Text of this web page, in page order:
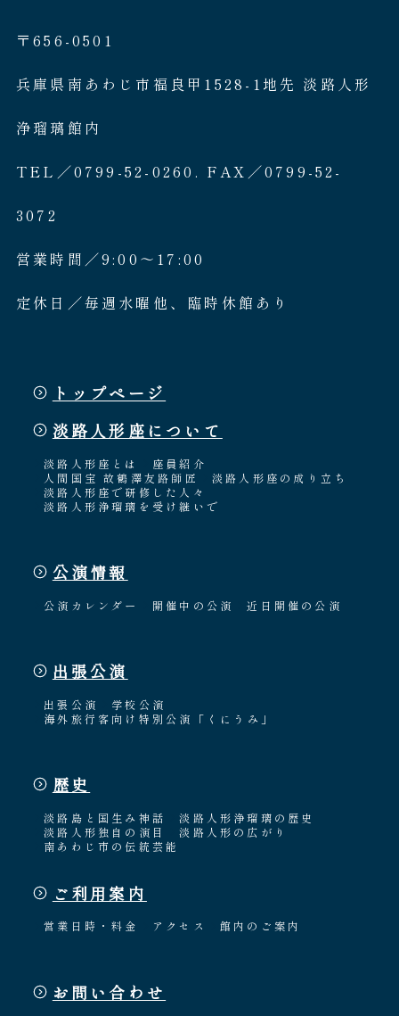
〒656-0501
兵庫県南あわじ市福良甲1528-1地先 淡路人形
浄瑠璃館内
TEL／0799-52-0260. FAX／0799-52-
3072
営業時間／9:00〜17:00
定休日／毎週水曜他、臨時休館あり
トップページ
淡路人形座について
淡路人形座とは
座員紹介
人間国宝 故鶴澤友路師匠
淡路人形座の成り立ち
淡路人形座で研修した人々
淡路人形浄瑠璃を受け継いで
公演情報
公演カレンダー 開催中の公演 近日開催の公演
出張公演
出張公演
学校公演
海外旅行客向け特別公演「くにうみ」
歴史
淡路島と国生み神話
淡路人形浄瑠璃の歴史
淡路人形独自の演目
淡路人形の広がり
南あわじ市の伝統芸能
ご利用案内
営業日時・料金 アクセス 館内のご案内
お問い合わせ